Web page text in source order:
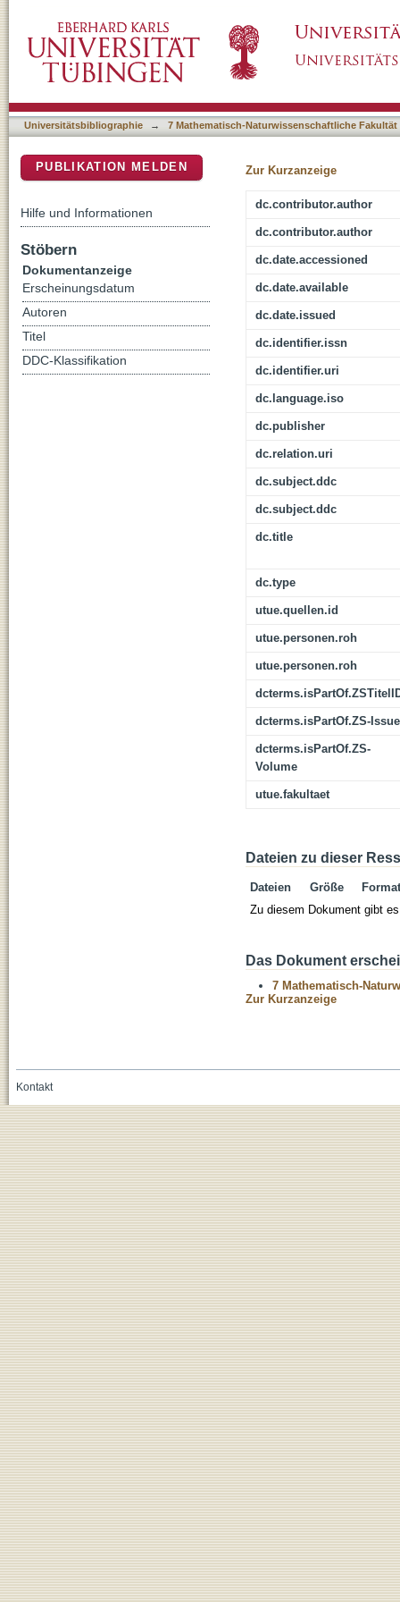
Universitätsbibliographie → 7 Mathematisch-Naturwissenschaftliche Fakultät
Zur Kurzanzeige
dc.contributor.author
dc.contributor.author
dc.date.accessioned
dc.date.available
dc.date.issued
dc.identifier.issn
dc.identifier.uri
dc.language.iso
dc.publisher
dc.relation.uri
dc.subject.ddc
dc.subject.ddc
dc.title
dc.type
utue.quellen.id
utue.personen.roh
utue.personen.roh
dcterms.isPartOf.ZS-Issue
dcterms.isPartOf.ZS-
Volume
utue.fakultaet
Dateien zu dieser
Dateien Größe
Format
Zu diesem Dokument gibt
Das Dokument
7 Mathematisch-
Zur Kurzanzeige
PUBLIKATION MELDEN
Hilfe und Informationen
Stöbern
Dokumentanzeige
Erscheinungsdatum
Autoren
Titel
DDC-Klassifikation
Kontakt